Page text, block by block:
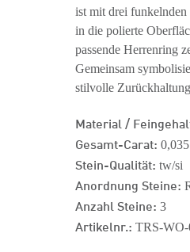
ist mit drei funkelnden
in die polierte
passende Herrenring
Gemeinsam
stilvolle
Material /
Gesamt-Carat:
Stein-Qualität: tw/si
Anordnung Steine:
Anzahl Steine: 3
Artikelnr.: TRS-WO-